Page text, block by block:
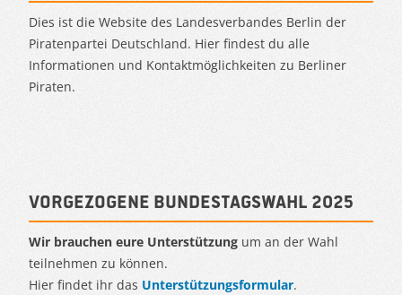
Dies ist die Website des Landesverbandes Berlin der
Piratenpartei Deutschland. Hier findest du alle
Informationen und Kontaktmöglichkeiten zu Berliner
Piraten.
Vorgezogene Bundestagswahl 2025
Wir brauchen eure Unterstützung um an der Wahl
teilnehmen zu können.
Hier findet ihr das Unterstützungsformular.